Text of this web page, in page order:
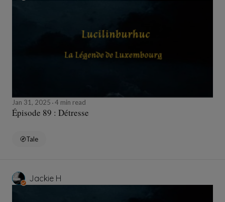
Jan 31, 2025 4 min read
Épisode 89 : Détresse
Tale
Jackie H